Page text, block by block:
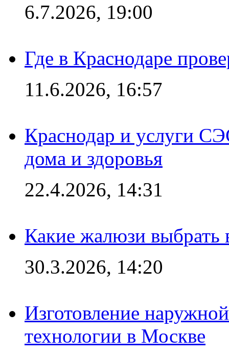
6.7.2026, 19:00
Где в Краснодаре
11.6.2026, 16:57
Краснодар и услуги
дома и здоровья
22.4.2026, 14:31
Какие жалюзи выбрать
30.3.2026, 14:20
Изготовление
технологии в Москве